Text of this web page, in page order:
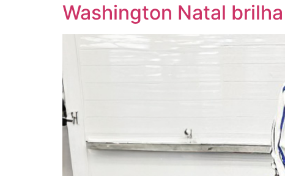
Washington Natal